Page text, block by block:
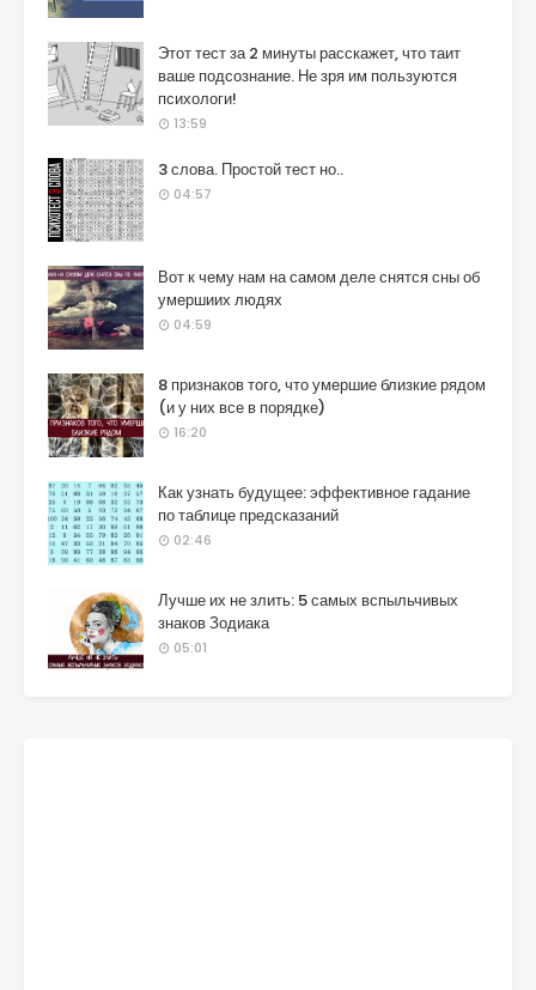
Этот тест за 2 минуты расскажет, что таит
ваше подсознание. Не зря им пользуются
психологи!
13:59
3 слова. Простой тест но..
04:57
Вот к чему нам на самом деле снятся сны об
умершиих людях
04:59
8 признаков того, что умершие близкие рядом
(и у них все в порядке)
16:20
Как узнать будущее: эффективное гадание
по таблице предсказаний
02:46
Лучше их не злить: 5 самых вспыльчивых
знаков Зодиака
05:01